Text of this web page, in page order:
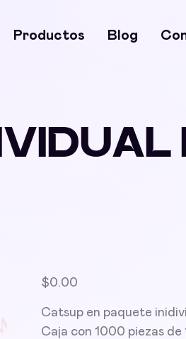
Productos Blog
$0.00
Catsup en paquete
Caja con 1000 piezas de